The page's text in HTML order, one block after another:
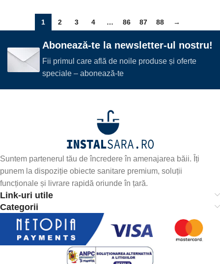
1 2 3 4 … 86 87 88 →
Abonează-te la newsletter-ul nostru!
Fii primul care află de noile produse și oferte
speciale – abonează-te
Suntem partenerul tău de încredere în amenajarea băii. Îți
punem la dispoziție obiecte sanitare premium, soluții
funcționale și livrare rapidă oriunde în țară.
Link-uri utile
Categorii